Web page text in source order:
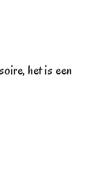
het is een